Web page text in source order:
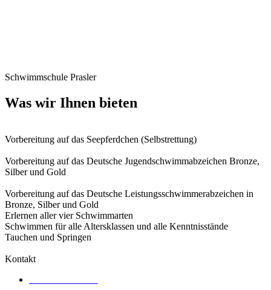
Schwimmschule Prasler
Was wir Ihnen bieten
Vorbereitung auf das Seepferdchen (Selbstrettung)
Vorbereitung auf das Deutsche Jugendschwimmabzeichen Bronze,
Silber und Gold
Vorbereitung auf das Deutsche Leistungsschwimmerabzeichen in
Bronze, Silber und Gold
Erlernen aller vier Schwimmarten
Schwimmen für alle Altersklassen und alle Kenntnisstände
Tauchen und Springen
Kontakt